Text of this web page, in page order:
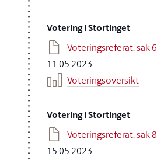
Votering i Stortinget
Voteringsreferat, sak 6
11.05.2023
Voteringsoversikt
Votering i Stortinget
Voteringsreferat, sak 8
15.05.2023